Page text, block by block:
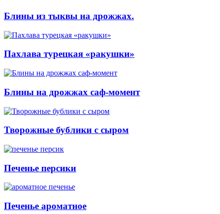
Блины из тыквы на дрожжах.
Пахлава турецкая «ракушки»
Блины на дрожжах саф-момент
Творожные бублики с сыром
Печенье персики
Печенье ароматное